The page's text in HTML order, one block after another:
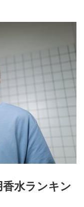
水ランキン